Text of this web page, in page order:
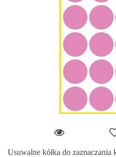
Usuwalne kółka do